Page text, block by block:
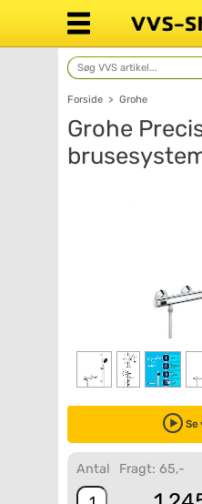
Forside > Grohe
Grohe
Se
Antal Fragt: 65,-